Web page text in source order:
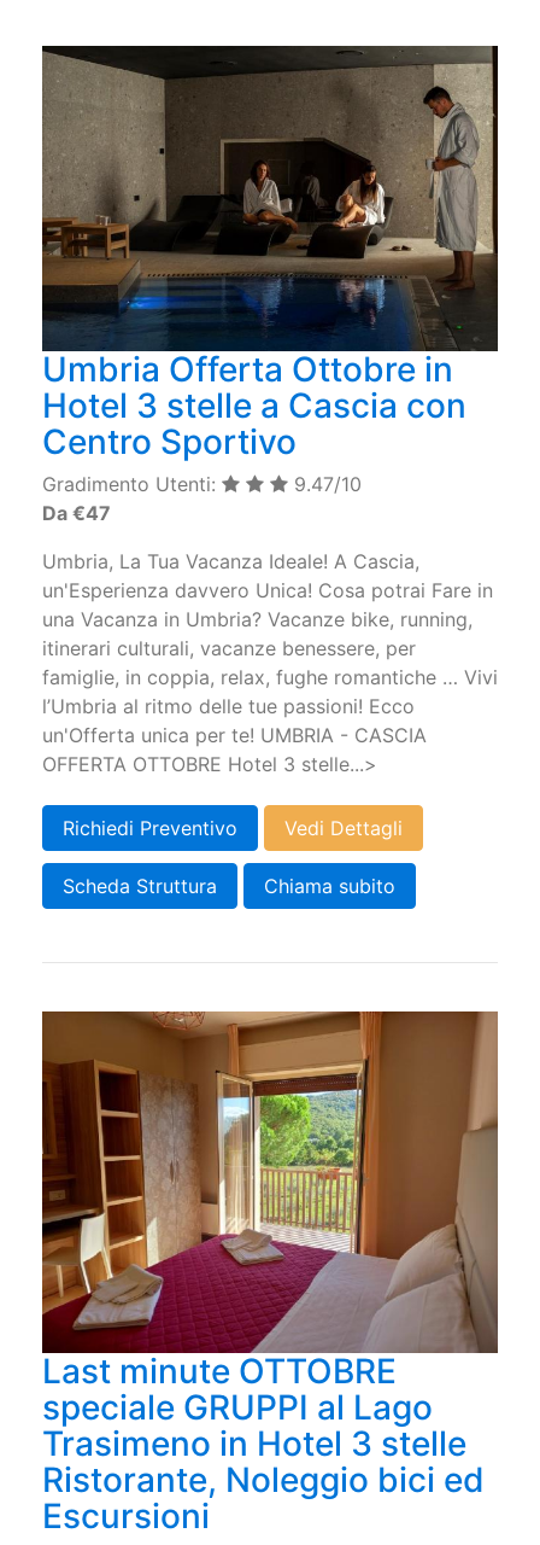
Umbria Offerta Ottobre in
Hotel 3 stelle a Cascia con
Centro Sportivo
Gradimento Utenti:
9.47/10
Da €47
Umbria, La Tua Vacanza Ideale! A Cascia,
un'Esperienza davvero Unica! Cosa potrai Fare in
una Vacanza in Umbria? Vacanze bike, running,
itinerari culturali, vacanze benessere, per
famiglie, in coppia, relax, fughe romantiche … Vivi
l’Umbria al ritmo delle tue passioni! Ecco
un'Offerta unica per te! UMBRIA - CASCIA
OFFERTA OTTOBRE Hotel 3 stelle...>
Richiedi Preventivo Vedi Dettagli
Scheda Struttura Chiama subito
Last minute OTTOBRE
speciale GRUPPI al Lago
Trasimeno in Hotel 3 stelle
Ristorante, Noleggio bici ed
Escursioni